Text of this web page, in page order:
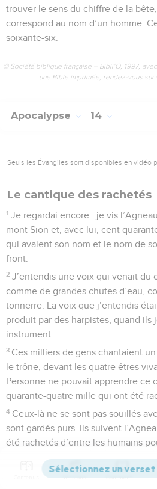
trouver le sens du chiffre de la
correspond au nom d’un homme.
soixante-six.
© Société biblique française – Bibli’O, 1997,
une Bible imprimée, rendez-vous
Apocalypse 14
Seuls les Évangiles sont disponibles en vidéo
Le cantique des rachetés
1 Je regardai encore : je vis
mont Sion et, avec lui, cent
qui avaient son nom et le nom de
front.
2 J’entendis une voix qui venait du
comme de grandes chutes d’eau,
tonnerre. La voix que j’entendis
produit par des harpistes, quand ils
instrument.
3 Ces milliers de gens chantaient
le trône, devant les quatre êtres
Personne ne pouvait apprendre ce
quarante-quatre mille qui ont été
4 Ceux-là ne se sont pas souillés
sont gardés purs. Ils suivent
été rachetés d’entre les humains
premiers à Dieu et à l’Agneau.
Dans leur bouche, il n’y a jamais
Versions Commentaires